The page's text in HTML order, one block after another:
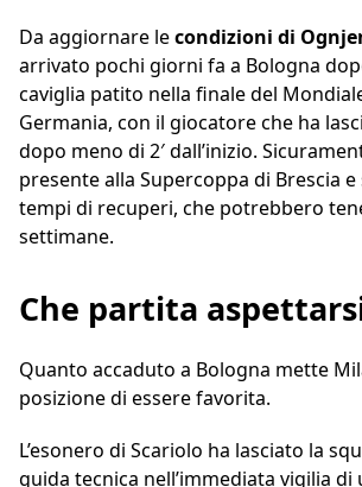
Da aggiornare lecondizioni di
arrivato pochi giorni fa a Bologna
caviglia patito nella finale del
Germania, con il giocatore che ha
dopo meno di 2′ dall’inizio.
presente alla Supercoppa di Brescia
tempi di recuperi, che potrebbero
settimane.
Che partita
Quanto accaduto a Bologna mette
posizione di essere favorita.
L’esonero di Scariolo ha lasciato la
guida tecnica nell’immediata vigilia di